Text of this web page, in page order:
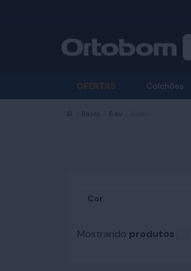
OFERTAS Colchões
Início
Bases Bau
Cor
Mostrando produtos